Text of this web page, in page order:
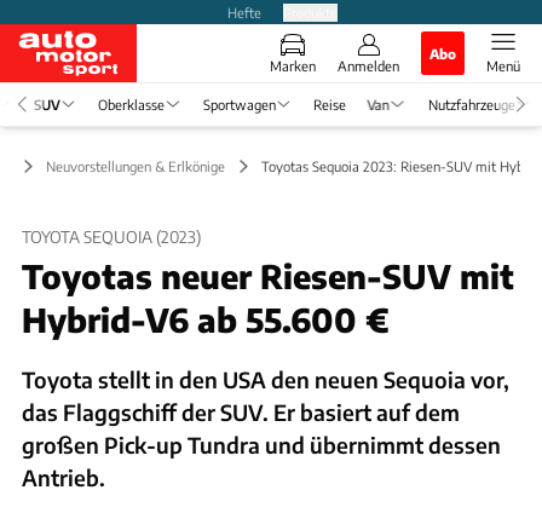
Hefte
Marken Anmelden
Abo
Menü
SUV Oberklasse Sportwagen Reise Van Nutzfahrzeuge
Neuvorstellungen & Erlkönige Toyotas Sequoia 2023: Riesen-SUV mit
TOYOTA SEQUOIA (2023)
Toyotas neuer Riesen-SUV mit
Hybrid-V6 ab 55.600 €
Toyota stellt in den USA den neuen Sequoia vor,
das Flaggschiff der SUV. Er basiert auf dem
großen Pick-up Tundra und übernimmt dessen
Antrieb.